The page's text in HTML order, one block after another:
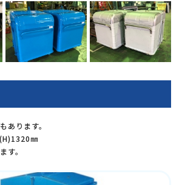
あります。
㎜
す。